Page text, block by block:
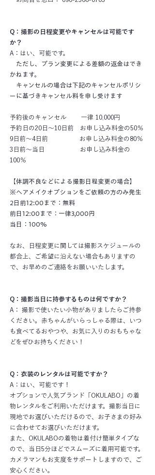
Q：撮影の日程変更やキャンセルは可能です
か？
A：はい、可能です。
ただし、プラン変更による差額の返金はでき
かねます。
キャンセルの場合は下記のキャンセルポリシ
ーに基づきキャンセル料を申し受けます
予約後のキャンセル 一律 10,000円
予約日の20日〜10日前 お申し込み料金の50％
9日前〜4日前 お申し込み料金の80％
3日前〜当日 お申し込み料金の
100％​
【体調不良などによる撮影日程変更の場合】
※ヘアメイクオプションをご依頼の方のみ発生
2日前12:00まで：無料
前日12:00まで：一律3,000円
当日：100%
なお、日程変更に関しては撮影スケジュールの
都合上、ご希望に沿えない場合もありますの
で、お早めのご連絡をお願いいたします。
Q：撮影当日に持参するものは何ですか？
A： 撮影で使いたい小物がありましたらご持参
ください。赤ちゃんがいらっしゃる際は、いつ
も食べてるおやつや、お気に入りのおもちゃな
どをぜひお持ちください！
Q：衣装のレンタルは可能ですか？
A：はい、可能です！
オプションで人気ブランド「OKULABO」の着
物レンタルをご利用いただけます。撮影当日に
現地でお選びいただけるので、お子さまの好み
に合わせてお選びいただけます。
また、OKULABOの着物は着付け簡単タイプな
ので、当日5分ほどでスムーズに着用可能です。
カメラマンもお支度をサポートしますので、ご
安心ください。